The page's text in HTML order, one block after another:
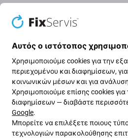
Αυτός ο ιστότοπος
Χρησιμοποιούμε cookies για την
περιεχομένου και διαφημίσεων,
κοινωνικών μέσων και για
Χρησιμοποιούμε επίσης cookies
διαφημίσεων — διαβάστε
Google.
Μπορείτε να επιλέξετε ποιους
τεχνολογιών παρακολούθησης